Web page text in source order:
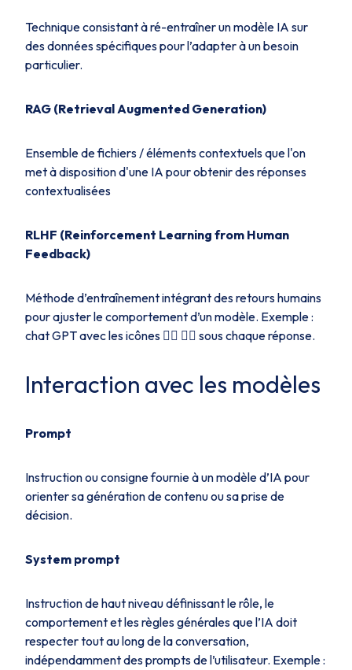
Technique consistant à ré-entraîner un modèle IA sur
des données spécifiques pour l’adapter à un besoin
particulier.
RAG (Retrieval Augmented Generation)
Ensemble de fichiers / éléments contextuels que l'on
met à disposition d'une IA pour obtenir des réponses
contextualisées
RLHF (Reinforcement Learning from Human
Feedback)
Méthode d’entraînement intégrant des retours humains
pour ajuster le comportement d’un modèle. Exemple :
chat GPT avec les icônes 👍🏻 👎🏻 sous chaque réponse.
Interaction avec les modèles
Prompt
Instruction ou consigne fournie à un modèle d’IA pour
orienter sa génération de contenu ou sa prise de
décision.
System prompt
Instruction de haut niveau définissant le rôle, le
comportement et les règles générales que l’IA doit
respecter tout au long de la conversation,
indépendamment des prompts de l’utilisateur. Exemple :